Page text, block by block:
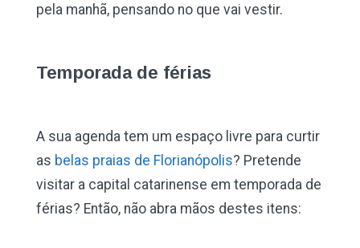
pela manhã, pensando no que vai vestir.
Temporada de férias
A sua agenda tem um espaço livre para curtir
as belas praias de Florianópolis? Pretende
visitar a capital catarinense em temporada de
férias? Então, não abra mãos destes itens: